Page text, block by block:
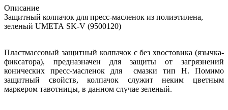
Описание
Защитный колпачок для пресс-масленок из полиэтилена,
зеленый UMETA SK-V (9500120)
Пластмассовый защитный колпачок с без хвостовика (язычка-
фиксатора), предназначен для защиты от загрязнений
конических пресс-масленок для смазки тип Н. Помимо
защитный свойств, колпачок служит неким цветным
маркером тавотницы, в данном случае зеленый.